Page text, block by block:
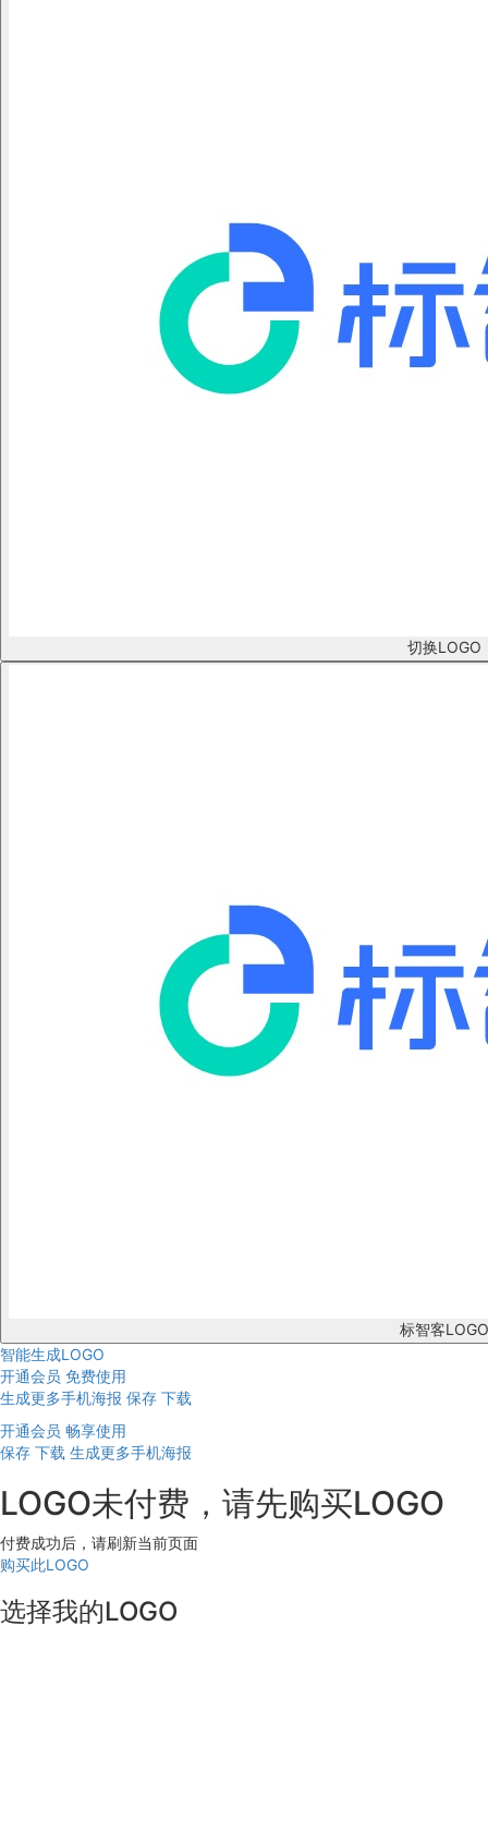
切换LOGO
标智客LOGO
智能生成LOGO
开通会员 免费使用
生成更多手机海报 保存 下载
开通会员 畅享使用
保存 下载 生成更多手机海报
LOGO未付费，请先购买LOGO
付费成功后，请刷新当前页面
购买此LOGO
选择我的LOGO